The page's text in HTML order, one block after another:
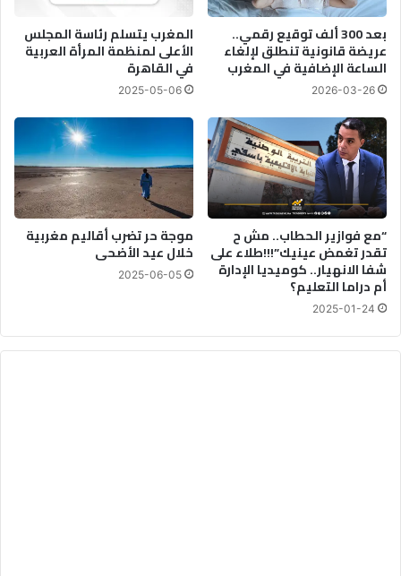
ه
ض
ع
ا
م
غ
ر
ب
ف
ي
ص
د
ا
ر
ة
ر
بعد 300 ألف توقيع رقمي..
عريضة قانونية تنطلق لإلغاء
الساعة الإضافية في المغرب
2026-03-26
المغرب يتسلم رئاسة المجلس
الأعلى لمنظمة المرأة العربية
في القاهرة
2025-05-06
“مع فوازير الحطاب.. مش ح
تقدر تغمض عينيك”!!!طلاء على
شفا الانهيار.. كوميديا الإدارة
أم دراما التعليم؟
2025-01-24
موجة حر تضرب أقاليم مغربية
خلال عيد الأضحى
2025-06-05